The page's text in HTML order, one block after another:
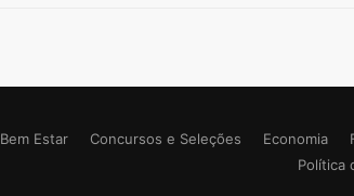
Bem Estar Concursos e Seleções Economia
Política